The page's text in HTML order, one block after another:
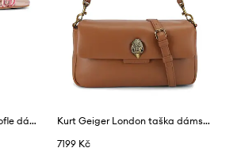
Kurt Geiger London pantofle dámské Chelsea Woven Flat Sdl
Kurt Geiger London taška dámská kožená Oxford
7199 Kč